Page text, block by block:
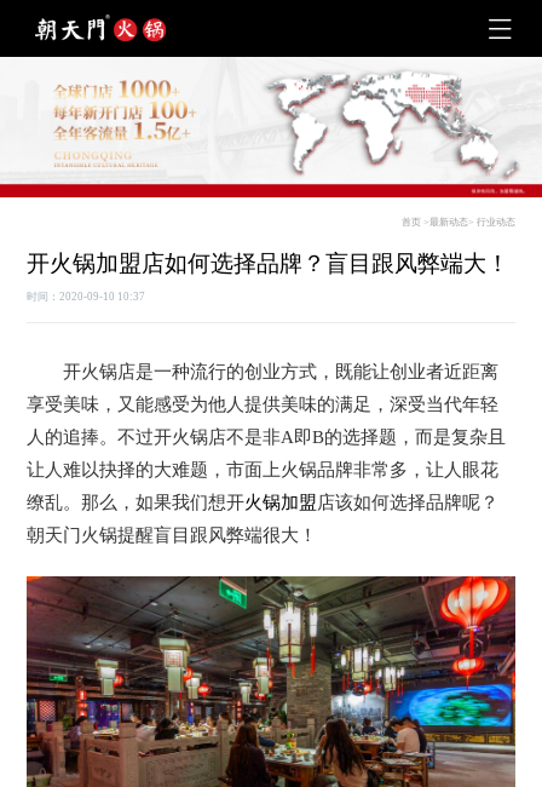
首页 >最新动态> 行业动态
开火锅加盟店如何选择品牌？盲目跟风弊端大！
时间：2020-09-10 10:37
开火锅店是一种流行的创业方式，既能让创业者近距离
享受美味，又能感受为他人提供美味的满足，深受当代年轻
人的追捧。不过开火锅店不是非A即B的选择题，而是复杂且
让人难以抉择的大难题，市面上火锅品牌非常多，让人眼花
缭乱。那么，如果我们想开火锅加盟店该如何选择品牌呢？
朝天门火锅提醒盲目跟风弊端很大！